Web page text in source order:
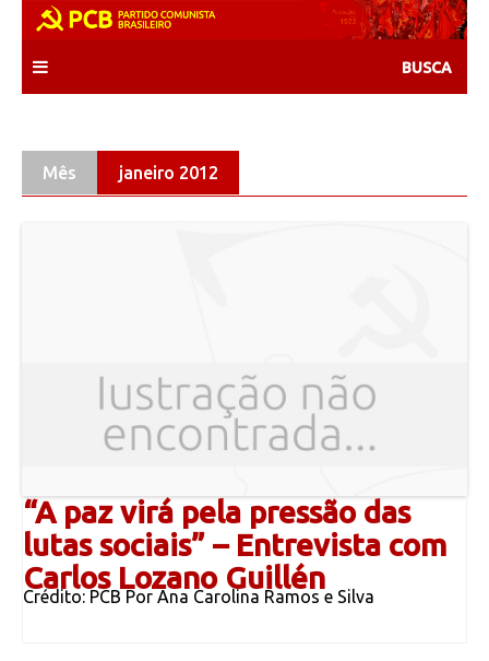
content
Mês janeiro 2012
“A paz virá pela pressão das
lutas sociais” – Entrevista com
Carlos Lozano Guillén
Crédito: PCB Por Ana Carolina Ramos e Silva